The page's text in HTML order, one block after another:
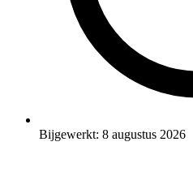
Bijgewerkt: 8 augustus 2026